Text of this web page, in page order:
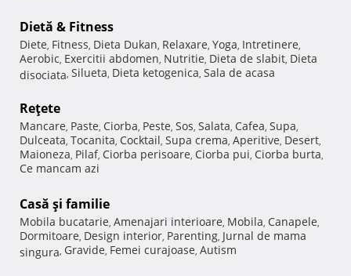
Dietă & Fitness
Diete, Fitness, Dieta Dukan, Relaxare, Yoga, Intretinere,
Aerobic, Exercitii abdomen, Nutritie, Dieta de slabit, Dieta
disociata, Silueta, Dieta ketogenica, Sala de acasa
Reţete
Mancare, Paste, Ciorba, Peste, Sos, Salata, Cafea, Supa,
Dulceata, Tocanita, Cocktail, Supa crema, Aperitive, Desert,
Maioneza, Pilaf, Ciorba perisoare, Ciorba pui, Ciorba burta,
Ce mancam azi
Casă şi familie
Mobila bucatarie, Amenajari interioare, Mobila, Canapele,
Dormitoare, Design interior, Parenting, Jurnal de mama
singura, Gravide, Femei curajoase, Autism